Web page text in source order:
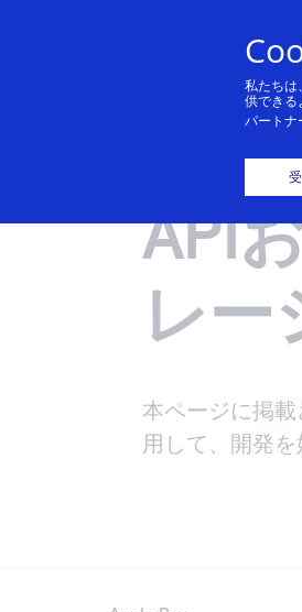
シング
ットフ
ソリュ
決済の受入
ータの保護
の機能は
ットフォー
接続するだ
詳細
パート
トナーネッ
をサポート
ができます
詳細
デベロ
コーディン
グローバル
フリクショ
決済方法を
ためのツー
サポート
受賞歴のあ
わせるか、
者に直接ご
さい。
について
舗向けに、
のサービス
供していま
API
レー
本ページに掲
用して、開発を
私たちは
供できる
パートナ